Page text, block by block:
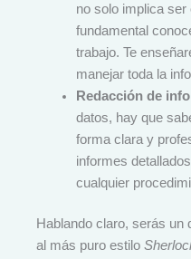
no solo implica ser
fundamental
trabajo. Te
manejar toda la
Redacción de
datos, hay que
forma clara y
informes
cualquier
Hablando claro, serás un
al más puro estilo